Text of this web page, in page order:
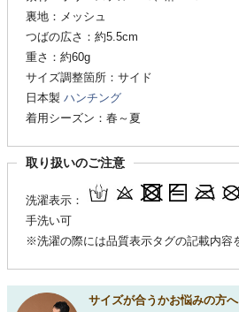
裏地：メッシュ
つばの広さ：約5.5cm
重さ：約60g
サイズ調整箇所：サイド
日本製 ハンチング
着用シーズン：春～夏
取り扱いのご注意
洗濯表示：
手洗い可
※洗濯の際には品質表示タグの記載内容
サイズが合うかお悩みの方へ